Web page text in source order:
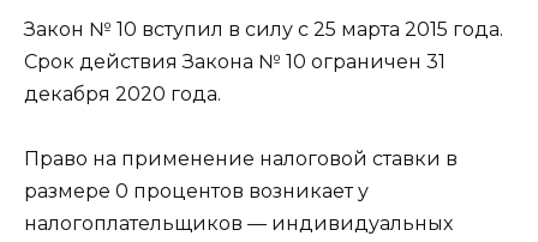
Закон № 10 вступил в силу с 25 марта 2015 года.
Срок действия Закона № 10 ограничен 31
декабря 2020 года.
Право на применение налоговой ставки в
размере 0 процентов возникает у
налогоплательщиков — индивидуальных